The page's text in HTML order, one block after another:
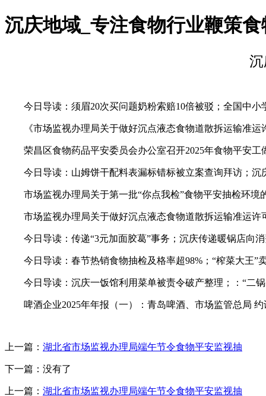
沉庆地域_专注食物行业鞭策
今日导读：须眉20次买问题奶粉索赔10倍被驳；全国中小
《市场监视办理局关于做好沉点液态食物道散拆运输准运
荣昌区食物药品平安委员会办公室召开2025年食物平安工
今日导读：山姆饼干配料表漏标错标被立案查询拜访；沉
市场监视办理局关于第一批“你点我检”食物平安抽检环境
市场监视办理局关于做好沉点液态食物道散拆运输准运许
今日导读：传递“3元加面胶葛”事务；沉庆传递暖锅店向消
今日导读：春节热销食物抽检及格率超98%；“榨菜大王”
今日导读：沉庆一饭馆利用菜单被责令破产整理；：“二锅
啤酒企业2025年年报（一）：青岛啤酒、市场监管总局 约
上一篇： 湖北省市场监视办理局端午节令食物平安监视抽
下一篇：没有了
上一篇： 湖北省市场监视办理局端午节令食物平安监视抽